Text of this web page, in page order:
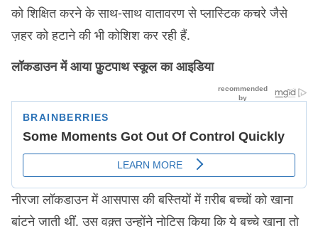
को शिक्षित करने के साथ-साथ वातावरण से प्लास्टिक कचरे जैसे
ज़हर को हटाने की भी कोशिश कर रही हैं.
लॉकडाउन में आया फ़ुटपाथ स्कूल का आइडिया
नीरजा लॉकडाउन में आसपास की बस्तियों में ग़रीब बच्चों को खाना
बांटने जाती थींं. उस वक़्त उन्होंने नोटिस किया कि ये बच्चे खाना तो